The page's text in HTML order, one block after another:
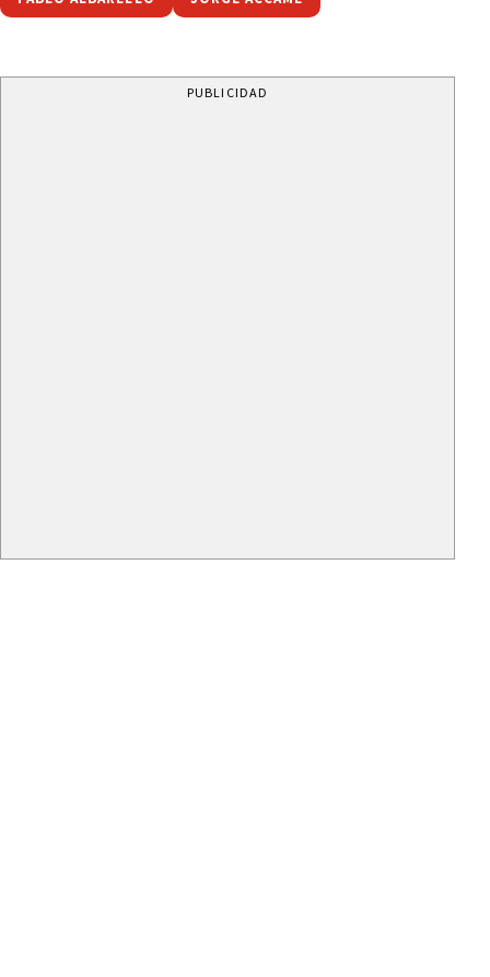
PUBLICIDAD